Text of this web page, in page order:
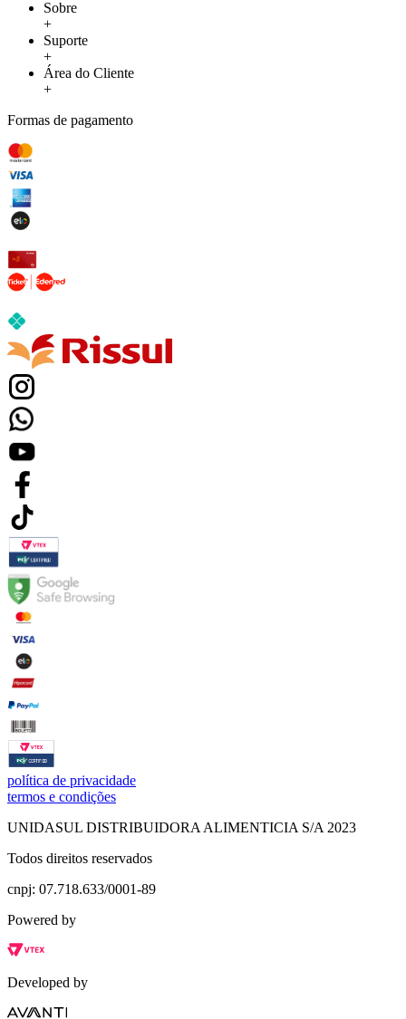
Sobre
+
Suporte
+
Área do Cliente
+
Formas de pagamento
política de privacidade
termos e condições
UNIDASUL DISTRIBUIDORA ALIMENTICIA S/A 2023
Todos direitos reservados
cnpj: 07.718.633/0001-89
Powered by
Developed by